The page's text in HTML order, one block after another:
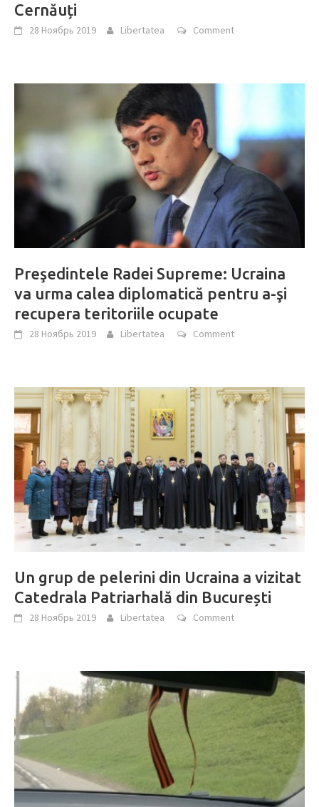
Cernăuți
28 Ноябрь 2019 Libertatea Comment
Preşedintele Radei Supreme: Ucraina
va urma calea diplomatică pentru a-şi
recupera teritoriile ocupate
28 Ноябрь 2019 Libertatea Comment
Un grup de pelerini din Ucraina a vizitat
Catedrala Patriarhală din București
28 Ноябрь 2019 Libertatea Comment